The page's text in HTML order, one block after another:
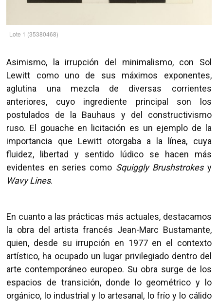
Lote 1 (35380468)
Asimismo, la irrupción del minimalismo, con Sol
Lewitt como uno de sus máximos exponentes,
aglutina una mezcla de diversas corrientes
anteriores, cuyo ingrediente principal son los
postulados de la Bauhaus y del constructivismo
ruso. El gouache en licitación es un ejemplo de la
importancia que Lewitt otorgaba a la línea, cuya
fluidez, libertad y sentido lúdico se hacen más
evidentes en series como Squiggly Brushstrokesy
Wavy Lines.
En cuanto a las prácticas más actuales, destacamos
la obra del artista francés Jean-Marc Bustamante,
quien, desde su irrupción en 1977 en el contexto
artístico, ha ocupado un lugar privilegiado dentro del
arte contemporáneo europeo. Su obra surge de los
espacios de transición, donde lo geométrico y lo
orgánico, lo industrial y lo artesanal, lo frío y lo cálido